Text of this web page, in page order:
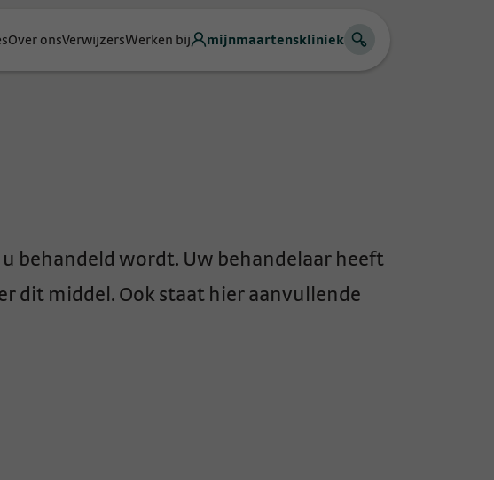
Over onsVerwijzersWerken bij mijnmaartenskliniek
behandeld wordt. Uw behandelaar heeft
dit middel. Ook staat hier aanvullende